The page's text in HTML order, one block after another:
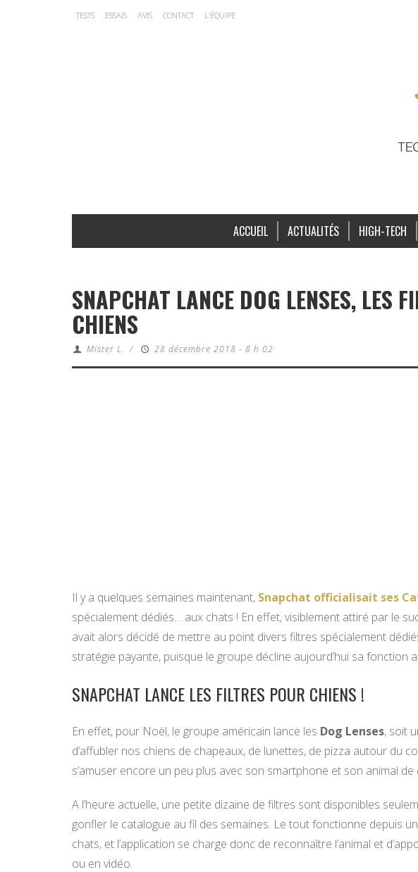
TESTS ESSAIS AVIS CONTACT L’ÉQUIPE
ACCUEIL ACTUALITÉS HIGH-TECH
SNAPCHAT LANCE DOG LENSES, LES
CHIENS
Mister L. / 28 décembre 2018 - 8 h 02
Il y a quelques semaines maintenant, Snapchat officialisait ses
spécialement dédiés… aux chats ! En effet, visiblement attiré par le
avait alors décidé de mettre au point divers filtres spécialement
stratégie payante, puisque le groupe décline aujourd’hui sa fonction
SNAPCHAT LANCE LES FILTRES POUR CHIENS !
En effet, pour Noël, le groupe américain lance les Dog Lenses, soit
d’affubler nos chiens de chapeaux, de lunettes, de pizza autour du
s’amuser encore un peu plus avec son smartphone et son animal de
A l’heure actuelle, une petite dizaine de filtres sont disponibles
gonfler le catalogue au fil des semaines. Le tout fonctionne depuis
chats, et l’application se charge donc de reconnaître l’animal et
ou en vidéo.